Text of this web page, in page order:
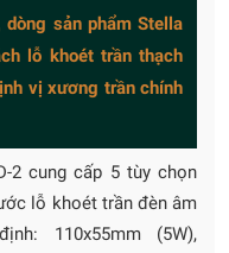
sản phẩm Stella
lỗ khoét trần thạch
vị xương trần chính
2 cung cấp 5 tùy chọn
lỗ khoét trần đèn âm
110x55mm (5W),